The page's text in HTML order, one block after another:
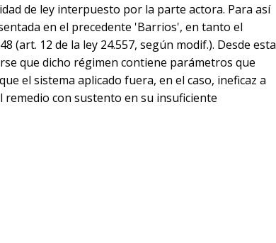
de ley interpuesto por la parte actora. Para así
en el precedente 'Barrios', en tanto el
12 de la ley 24.557, según modif.). Desde esta
que dicho régimen contiene parámetros que
el sistema aplicado fuera, en el caso, ineficaz a
con sustento en su insuficiente